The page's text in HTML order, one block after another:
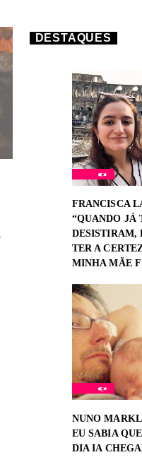
DESTAQUES
FRANCISCA
“QUANDO JÁ
DESISTIRAM,
TER A
MINHA MÃE
NUNO
EU SABIA
DIA IA